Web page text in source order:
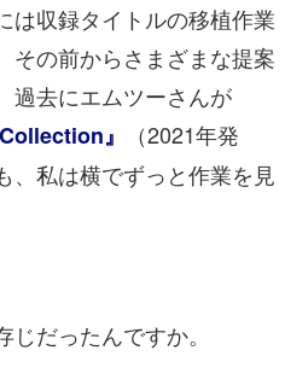
は収録タイトルの移植作業
その前からさまざまな提案
去にエムツーさんが
』
（2021年発
、私は横でずっと作業を見
だったんですか。